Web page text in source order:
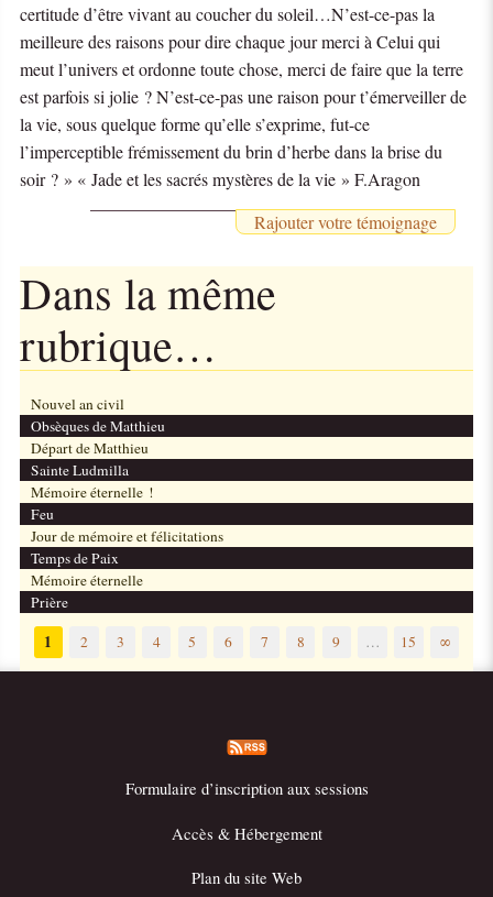
certitude d’être vivant au coucher du soleil…N’est-ce-pas la
meilleure des raisons pour dire chaque jour merci à Celui qui
meut l’univers et ordonne toute chose, merci de faire que la terre
est parfois si jolie ? N’est-ce-pas une raison pour t’émerveiller de
la vie, sous quelque forme qu’elle s’exprime, fut-ce
l’imperceptible frémissement du brin d’herbe dans la brise du
soir ? » « Jade et les sacrés mystères de la vie » F.Aragon
Rajouter votre témoignage
Dans la même
rubrique…
Nouvel an civil
Obsèques de Matthieu
Départ de Matthieu
Sainte Ludmilla
Mémoire éternelle !
Feu
Jour de mémoire et félicitations
Temps de Paix
Mémoire éternelle
Prière
1 2 3 4 5 6 7 8 9 … 15 ∞
Formulaire d’inscription aux sessions
Accès & Hébergement
Plan du site Web